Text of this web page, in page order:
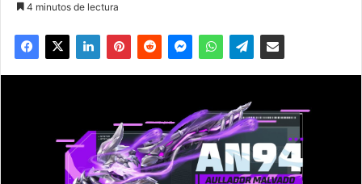
4 minutos de lectura